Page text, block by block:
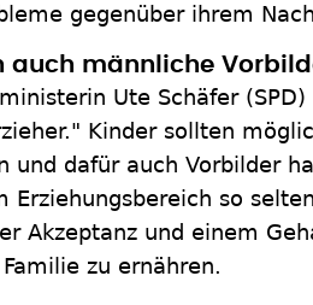
gegenüber ihrem
auch männliche
Ute Schäfer
Kinder sollten
und dafür auch Vorbilder
Erziehungsbereich so
Akzeptanz und einem
zu ernähren.